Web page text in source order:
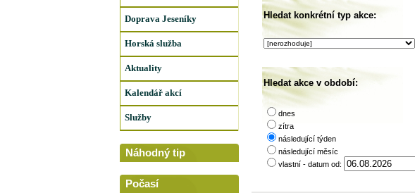
Doprava Jeseníky
Horská služba
Aktuality
Kalendář akcí
Služby
Náhodný tip
Počasí
Hledat konkrétní typ akce:
Hledat akce v období:
dnes
zítra
následující týden
následující měsíc
vlastní - datum od: